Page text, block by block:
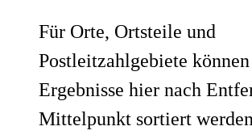
Für Orte, Ortsteile und
Postleitzahlgebiete
Ergebnisse hier nach
Mittelpunkt sortiert